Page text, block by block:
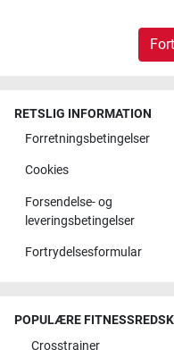
RETSLIG INFORMATION
Forretningsbetingelser
Cookies
Forsendelse- og
leveringsbetingelser
Fortrydelsesformular
POPULÆRE
Crosstrainer